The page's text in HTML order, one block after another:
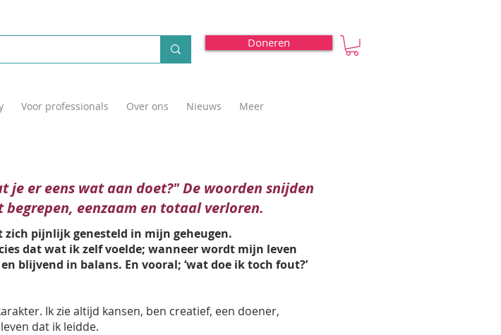
Doneren
Voor professionals Over ons Nieuws Meer
er eens wat aan doet?" De woorden snijden
begrepen, eenzaam en totaal verloren.
pijnlijk genesteld in mijn geheugen.
dat wat ik zelf voelde; wanneer wordt mijn leven
blijvend in balans. En vooral; ‘wat doe ik toch fout?’
Ik zie altijd kansen, ben creatief, een doener,
dat ik leidde.